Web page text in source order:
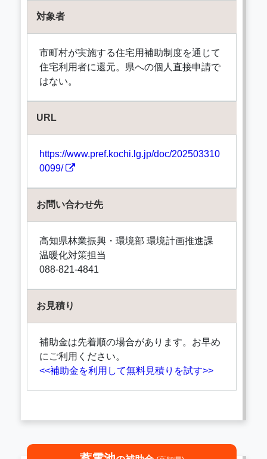
対象者
市町村が実施する住宅用補助制度を通じて
住宅利用者に還元。県への個人直接申請で
はない。
URL
https://www.pref.kochi.lg.jp/doc/202503310
0099/
お問い合わせ先
高知県林業振興・環境部 環境計画推進課
温暖化対策担当
088-821-4841
お見積り
補助金は先着順の場合があります。お早め
にご利用ください。
<<補助金を利用して無料見積りを試す>>